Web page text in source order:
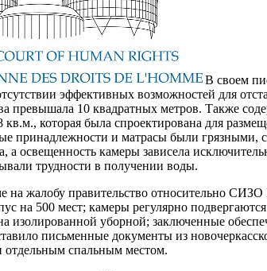
В своем
эффективных возможностей для
превышала 10 квадратных метров. Также
которая была спроектирована для
принадлежности и матрасы были грязными,
а освещенность камеры зависела
трудности в получении воды.
на жалобу правительство относительно
на 500 мест; камеры регулярно
изолированной уборной; заключенные
письменные документы из
отдельным спальным местом.